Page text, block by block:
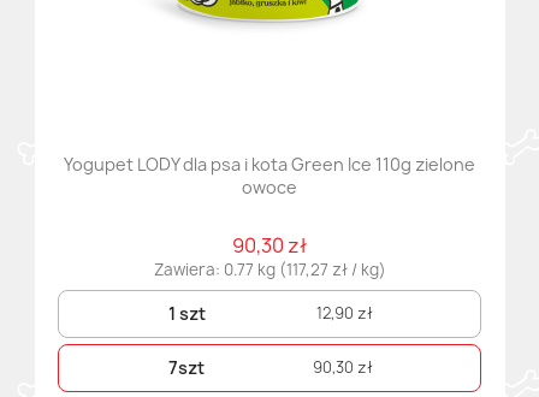
Yogupet LODY dla psa i kota Green Ice 110g zielone
owoce
90,30 zł
Zawiera: 0.77 kg (117,27 zł / kg)
1 szt 12,90 zł
7szt 90,30 zł